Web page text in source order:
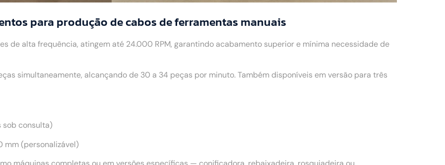
para produção de cabos de ferramentas manuais
de alta frequência, atingem até 24.000 RPM, garantindo acabamento superior e mínima necessidade de
simultaneamente, alcançando de 30 a 34 peças por minuto. Também disponíveis em versão para três
sob consulta)
mm (personalizável)